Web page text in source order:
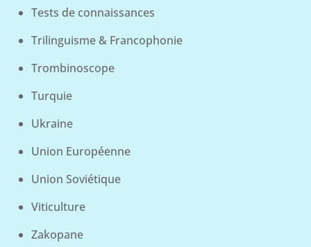
Tests de connaissances
Trilinguisme & Francophonie
Trombinoscope
Turquie
Ukraine
Union Européenne
Union Soviétique
Viticulture
Zakopane